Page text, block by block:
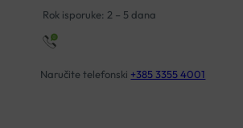
40ML
količina
Rok isporuke: 2 – 5 dana
Naručite telefonski +385 3355 4001